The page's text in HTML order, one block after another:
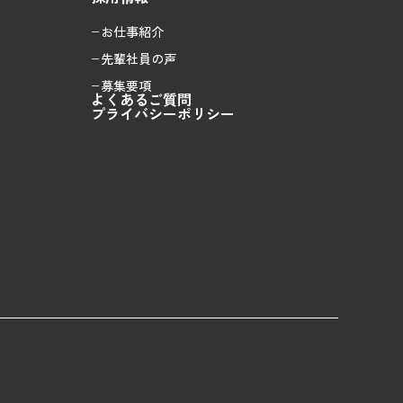
お仕事紹介
先輩社員の声
募集要項
よくあるご質問
プライバシーポリシー